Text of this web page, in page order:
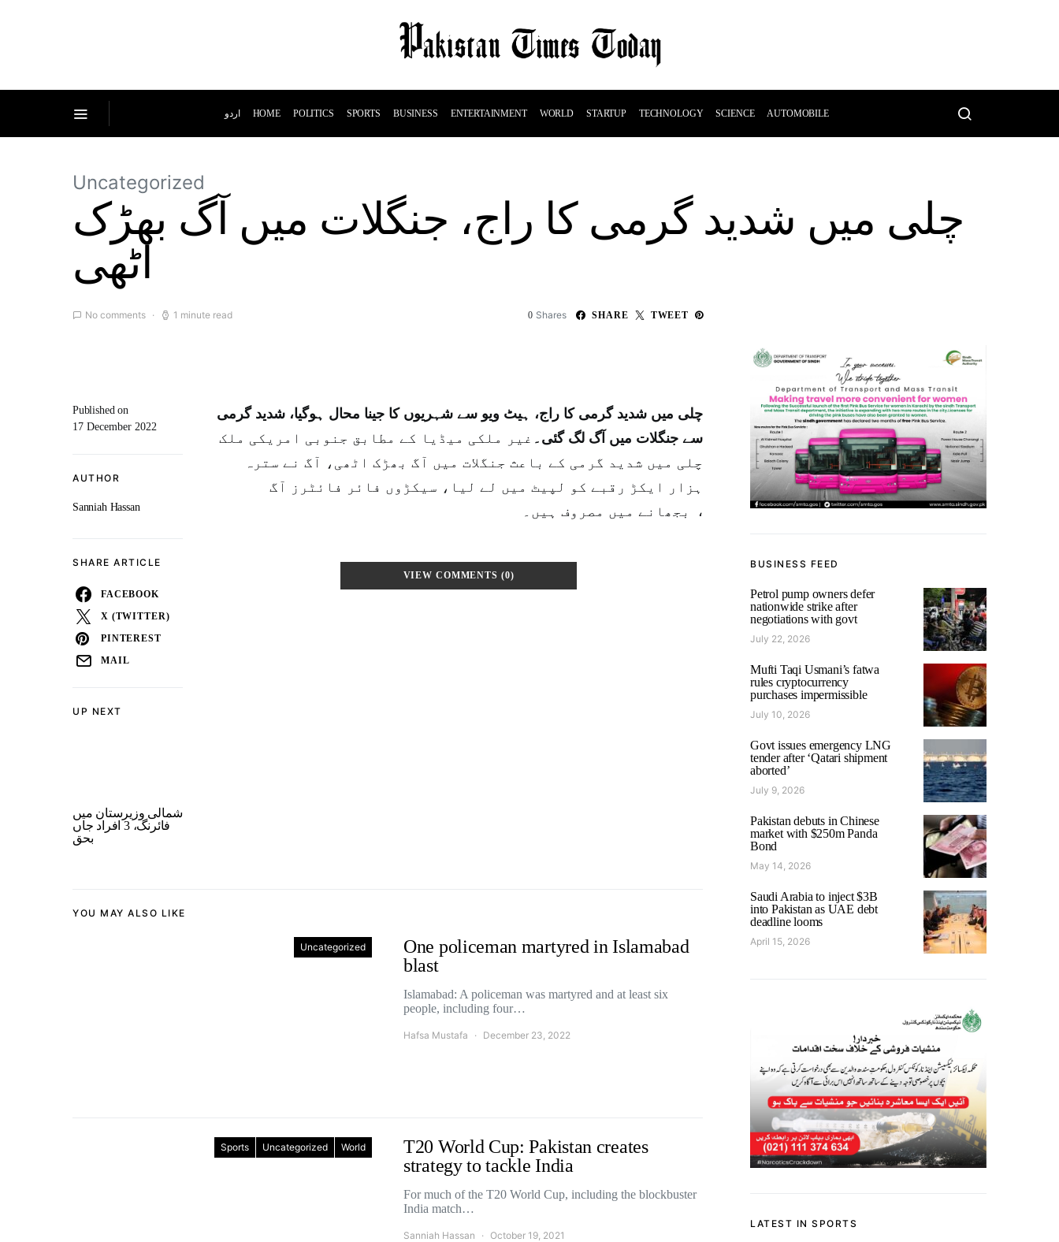
اردو HOME POLITICS SPORTS BUSINESS ENTERTAINMENT WORLD STARTUP TECHNOLOGY SCIENCE AUTOMOBILE
Uncategorized
چلی میں شدید گرمی کا راج، جنگلات میں آگ بھڑک
اٹھی
No comments 1 minute read 0 Shares SHARE TWEET
UP NEXT
شمالی وزیرستان میں
فائرنگ، 3 افراد جاں
بحق
Published on
17 December 2022
AUTHOR
Sanniah Hassan
SHARE ARTICLE
FACEBOOK
X (TWITTER)
PINTEREST
MAIL
چلی میں شدید گرمی کا راج، ہیٹ ویو سے شہریوں کا جینا محال ہوگیا، شدید گرمی
سے جنگلات میں آگ لگ گئی۔ غیر ملکی میڈیا کے مطابق جنوبی امریکی ملک
چلی میں شدید گرمی کے باعث جنگلات میں آگ بھڑک اٹھی، آگ نے سترہ
ہزار ایکڑ رقبے کو لپیٹ میں لے لیا، سیکڑوں فائر فائٹرز آگ
بجھانے میں مصروف ہیں۔ ،
VIEW COMMENTS (0)
YOU MAY ALSO LIKE
Uncategorized
One policeman martyred in Islamabad
blast
Islamabad: A policeman was martyred and at least six
people, including four…
Hafsa Mustafa December 23, 2022
Sports Uncategorized World
T20 World Cup: Pakistan creates
strategy to tackle India
For much of the T20 World Cup, including the blockbuster
India match…
Sanniah Hassan October 19, 2021
BUSINESS FEED
Petrol pump owners defer
nationwide strike after
negotiations with govt
July 22, 2026
Mufti Taqi Usmani’s fatwa
rules cryptocurrency
purchases impermissible
July 10, 2026
Govt issues emergency LNG
tender after ‘Qatari shipment
aborted’
July 9, 2026
Pakistan debuts in Chinese
market with $250m Panda
Bond
May 14, 2026
Saudi Arabia to inject $3B
into Pakistan as UAE debt
deadline looms
April 15, 2026
LATEST IN SPORTS